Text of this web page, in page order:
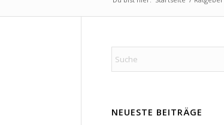
NEUESTE BEITRÄGE